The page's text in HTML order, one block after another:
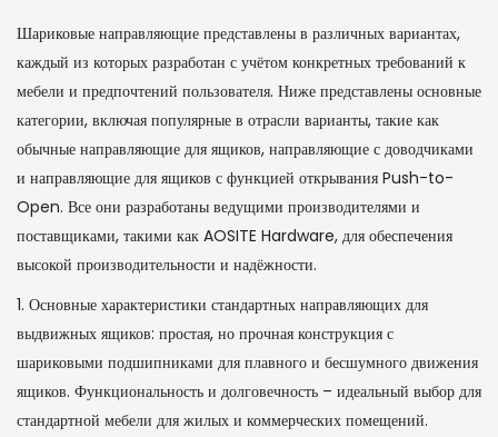
Шариковые направляющие представлены в различных вариантах,
каждый из которых разработан с учётом конкретных требований к
мебели и предпочтений пользователя. Ниже представлены основные
категории, включая популярные в отрасли варианты, такие как
обычные направляющие для ящиков, направляющие с доводчиками
и направляющие для ящиков с функцией открывания Push-to-
Open. Все они разработаны ведущими производителями и
поставщиками, такими как AOSITE Hardware, для обеспечения
высокой производительности и надёжности.
1. Основные характеристики стандартных направляющих для
выдвижных ящиков: простая, но прочная конструкция с
шариковыми подшипниками для плавного и бесшумного движения
ящиков. Функциональность и долговечность – идеальный выбор для
стандартной мебели для жилых и коммерческих помещений.